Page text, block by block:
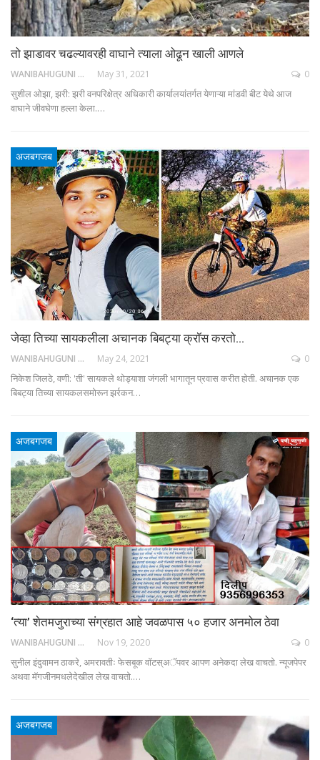
तो झाडावर चढल्यावरही वाघाने त्याला ओढून खाली आणले
WANIBAHUGUNI DESK May 31, 2021 0
सुशील ओझा, झरी: झरी वनपरिक्षेत्र अधिकारी कार्यालयांतर्गत येणाऱ्या मांडवी बीट येथे आज
वाघाने जीवघेणा हल्ला केला.…
अजबगजब
जेव्हा तिच्या सायकलीला अचानक बिबट्या क्रॉस करतो…
WANIBAHUGUNI DESK May 24, 2021 0
निकेश जिलठे, वणी: 'ती' सायकले थोड्याशा जंगली भागातून प्रवास करीत होती. अचानक एक
बिबट्या तिच्या सायकलसमोरून झर्रकन…
अजबगजब
‘त्या’ शेतमजुराच्या संग्रहात आहे जवळपास ५० हजार अनमोल ठेवा
WANIBAHUGUNI DESK Nov 19, 2020 0
सुनील इंदुवामन ठाकरे, अमरावतीः फेसबूक वॉटस्अॅपवर आपण अनेकदा लेख वाचतो. न्यूजपेपर
अथवा मॅगजीनमधलेदेखील लेख वाचतो.…
अजबगजब